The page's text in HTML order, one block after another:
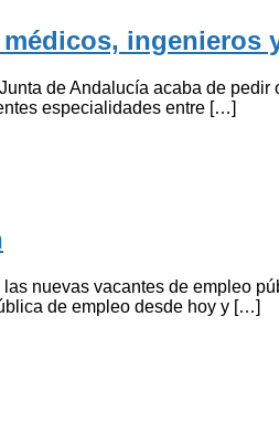
ingenieros
de Andalucía acaba de pedir
especialidades entre […]
nuevas vacantes de empleo
de empleo desde hoy y […]